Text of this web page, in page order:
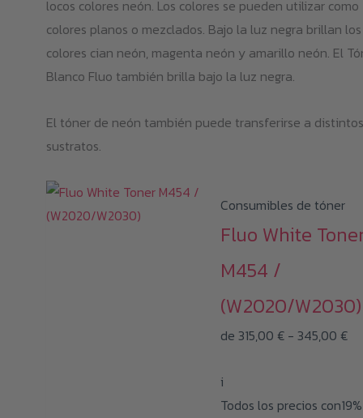
locos colores neón. Los colores se pueden utilizar como
colores planos o mezclados. Bajo la luz negra brillan los
colores cian neón, magenta neón y amarillo neón. El
Blanco Fluo también brilla bajo la luz negra.
El tóner de neón también puede transferirse a distintos
sustratos.
Consumibles de tóner
Fluo White
M454 /
(W2020/W2030)
de 315,00 € - 345,00 €
i
Todos los precios con19%